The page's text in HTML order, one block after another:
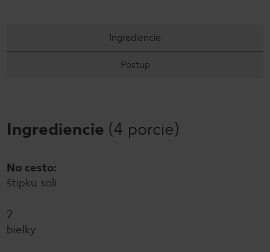
Ingrediencie
Postup
Ingrediencie (4 porcie)
Na cesto:
štipku soli
2
bielky